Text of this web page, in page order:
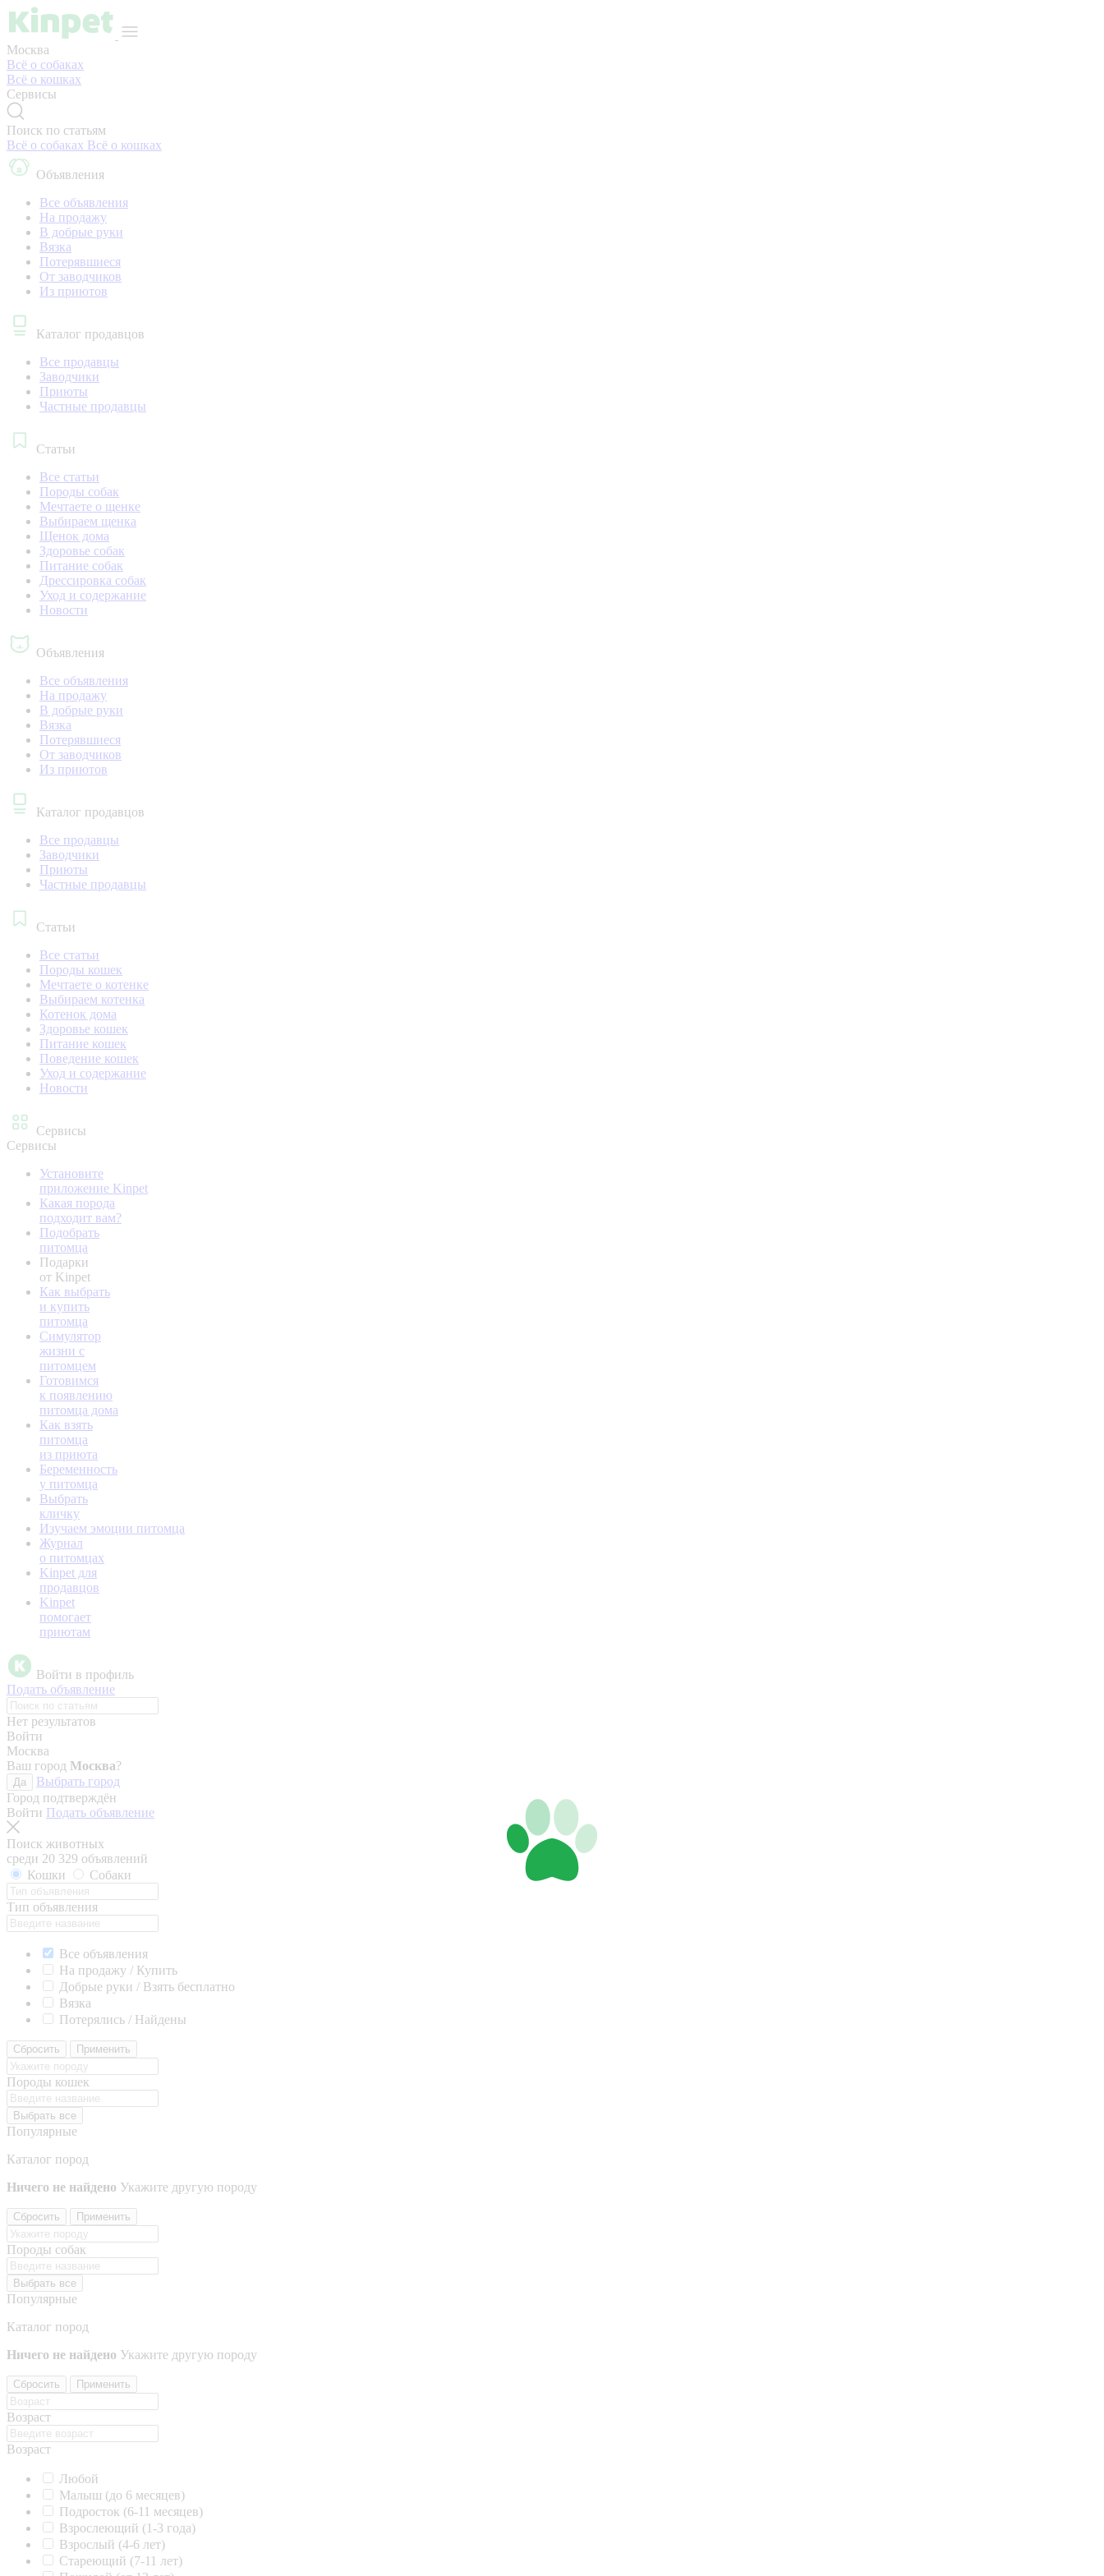
Москва
Всё о собаках
Всё о кошках
Сервисы
Поиск по статьям
Всё о собаках Всё о кошках
Объявления
Все объявления
На продажу
В добрые руки
Вязка
Потерявшиеся
От заводчиков
Из приютов
Каталог продавцов
Все продавцы
Заводчики
Приюты
Частные продавцы
Статьи
Все статьи
Породы собак
Мечтаете о щенке
Выбираем щенка
Щенок дома
Здоровье собак
Питание собак
Дрессировка собак
Уход и содержание
Новости
Объявления
Все объявления
На продажу
В добрые руки
Вязка
Потерявшиеся
От заводчиков
Из приютов
Каталог продавцов
Все продавцы
Заводчики
Приюты
Частные продавцы
Статьи
Все статьи
Породы кошек
Мечтаете о котенке
Выбираем котенка
Котенок дома
Здоровье кошек
Питание кошек
Поведение кошек
Уход и содержание
Новости
Сервисы
Сервисы
Установите
приложение Kinpet
Какая порода
подходит вам?
Подобрать
питомца
Подарки
от Kinpet
Как выбрать
и купить
питомца
Симулятор
жизни с
питомцем
Готовимся
к появлению
питомца дома
Как взять
питомца
из приюта
Беременность
у питомца
Выбрать
кличку
Изучаем эмоции питомца
Журнал
о питомцах
Kinpet для
продавцов
Kinpet
помогает
приютам
Войти в профиль
Подать объявление
Нет результатов
Войти
Москва
Ваш город Москва?
Да
Выбрать город
Город подтверждён
Войти Подать объявление
Поиск животных
среди 20 329 объявлений
Кошки
Собаки
Тип объявления
Все объявления
На продажу / Купить
Добрые руки / Взять бесплатно
Вязка
Потерялись / Найдены
Сбросить Применить
Породы кошек
Выбрать все
Популярные
Каталог пород
Ничего не найдено Укажите другую породу
Сбросить Применить
Породы собак
Выбрать все
Популярные
Каталог пород
Ничего не найдено Укажите другую породу
Сбросить Применить
Возраст
Возраст
Любой
Малыш (до 6 месяцев)
Подросток (6-11 месяцев)
Взрослеющий (1-3 года)
Взрослый (4-6 лет)
Стареющий (7-11 лет)